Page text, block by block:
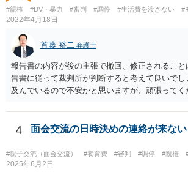
#親権 #DV・暴力 #審判 #調停 #生活費を渡さない #
2022年4月18日
首藤 裕二 弁護士
報告書の内容が後の主張で撤回、修正されるこ
告書に従って裁判所が判断すると考えて良いでし
及んでいるので不安かと思いますが、頑張ってく
4 面会交流の日時決めの連絡が来ない
#親子交流（面会交流） #養育費 #審判 #調停 #親権
2025年6月2日